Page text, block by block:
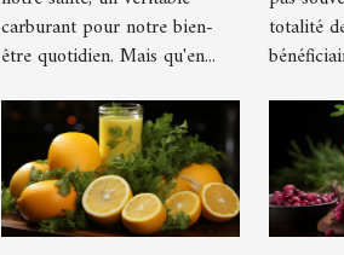
comment cela
affecte-t-il la
carburant pour notre bien-
être quotidien. Mais qu'en...
totalité